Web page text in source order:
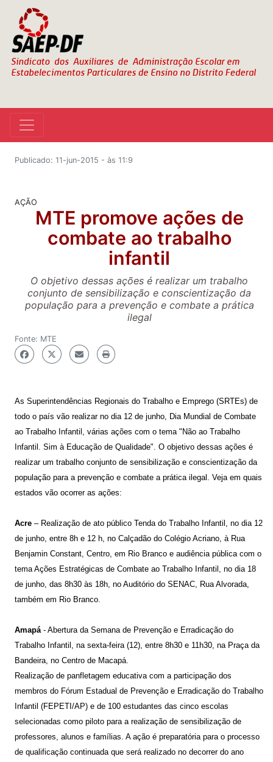
Publicado: 11-jun-2015 - às 11:9
AÇÃO
MTE promove ações de
combate ao trabalho
infantil
O objetivo dessas ações é realizar um trabalho
conjunto de sensibilização e conscientização da
população para a prevenção e combate a prática
ilegal
Fonte: MTE
As Superintendências Regionais do Trabalho e Emprego (SRTEs) de
todo o país vão realizar no dia 12 de junho, Dia Mundial de Combate
ao Trabalho Infantil, várias ações com o tema "Não ao Trabalho
Infantil. Sim à Educação de Qualidade". O objetivo dessas ações é
realizar um trabalho conjunto de sensibilização e conscientização da
população para a prevenção e combate a prática ilegal. Veja em quais
estados vão ocorrer as ações:
Acre – Realização de ato público Tenda do Trabalho Infantil, no dia 12
de junho, entre 8h e 12 h, no Calçadão do Colégio Acriano, à Rua
Benjamin Constant, Centro, em Rio Branco e audiência pública com o
tema Ações Estratégicas de Combate ao Trabalho Infantil, no dia 18
de junho, das 8h30 às 18h, no Auditório do SENAC, Rua Alvorada,
também em Rio Branco.
Amapá- Abertura da Semana de Prevenção e Erradicação do
Trabalho Infantil, na sexta-feira (12), entre 8h30 e 11h30, na Praça da
Bandeira, no Centro de Macapá.
Realização de panfletagem educativa com a participação dos
membros do Fórum Estadual de Prevenção e Erradicação do Trabalho
Infantil (FEPETI/AP) e de 100 estudantes das cinco escolas
selecionadas como piloto para a realização de sensibilização de
professores, alunos e famílias. A ação é preparatória para o processo
de qualificação continuada que será realizado no decorrer do ano